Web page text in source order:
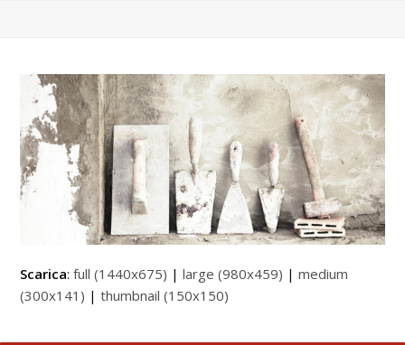
Scarica:full (1440x675) |large (980x459) |medium
(300x141) |thumbnail (150x150)